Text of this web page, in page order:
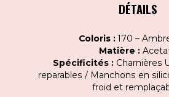
DÉTAILS
Coloris :170 –
Matière :
Spécificités : Charnières
reparables / Manchons en
froid et